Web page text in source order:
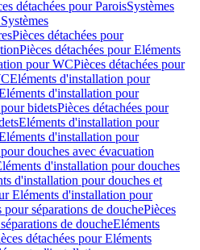
détachées pour ParoisSystèmes
Pièces détachées pour
Pièces détachées pour Eléments
pour WCPièces détachées pour
Eléments d'installation pour
d'installation pour
bidetsPièces détachées pour
Eléments d'installation pour
d'installation pour
douches avec évacuation
d'installation pour douches
d'installation pour douches et
Eléments d'installation pour
pour séparations de douchePièces
de doucheEléments
détachées pour Eléments